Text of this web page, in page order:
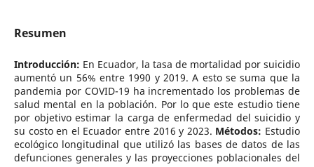
Resumen
Introducción: En Ecuador, la tasa de mortalidad por suicidio
aumentó un 56% entre 1990 y 2019. A esto se suma que la
pandemia por COVID-19 ha incrementado los problemas de
salud mental en la población. Por lo que este estudio tiene
por objetivo estimar la carga de enfermedad del suicidio y
su costo en el Ecuador entre 2016 y 2023. Métodos: Estudio
ecológico longitudinal que utilizó las bases de datos de las
defunciones generales y las proyecciones poblacionales del